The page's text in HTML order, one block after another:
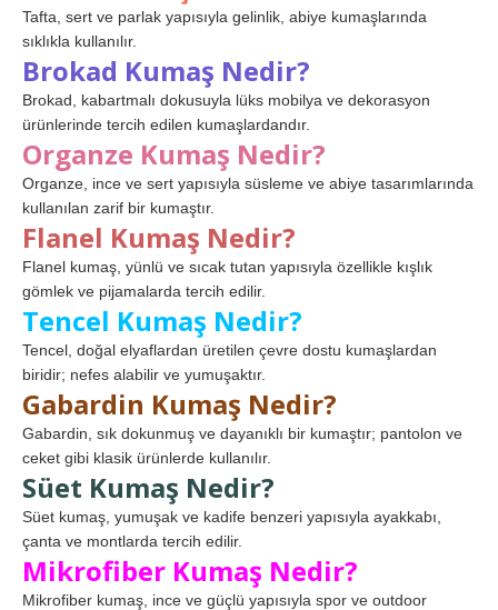
Tafta, sert ve parlak yapısıyla gelinlik, abiye kumaşlarında
sıklıkla kullanılır.
Brokad Kumaş Nedir?
Brokad, kabartmalı dokusuyla lüks mobilya ve dekorasyon
ürünlerinde tercih edilen kumaşlardandır.
Organze Kumaş Nedir?
Organze, ince ve sert yapısıyla süsleme ve abiye tasarımlarında
kullanılan zarif bir kumaştır.
Flanel Kumaş Nedir?
Flanel kumaş, yünlü ve sıcak tutan yapısıyla özellikle kışlık
gömlek ve pijamalarda tercih edilir.
Tencel Kumaş Nedir?
Tencel, doğal elyaflardan üretilen çevre dostu kumaşlardan
biridir; nefes alabilir ve yumuşaktır.
Gabardin Kumaş Nedir?
Gabardin, sık dokunmuş ve dayanıklı bir kumaştır; pantolon ve
ceket gibi klasik ürünlerde kullanılır.
Süet Kumaş Nedir?
Süet kumaş, yumuşak ve kadife benzeri yapısıyla ayakkabı,
çanta ve montlarda tercih edilir.
Mikrofiber Kumaş Nedir?
Mikrofiber kumaş, ince ve güçlü yapısıyla spor ve outdoor